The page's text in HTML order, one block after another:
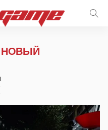
НОВЫЙ